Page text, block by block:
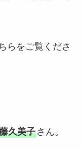
らをご覧くださ
久美子さん。